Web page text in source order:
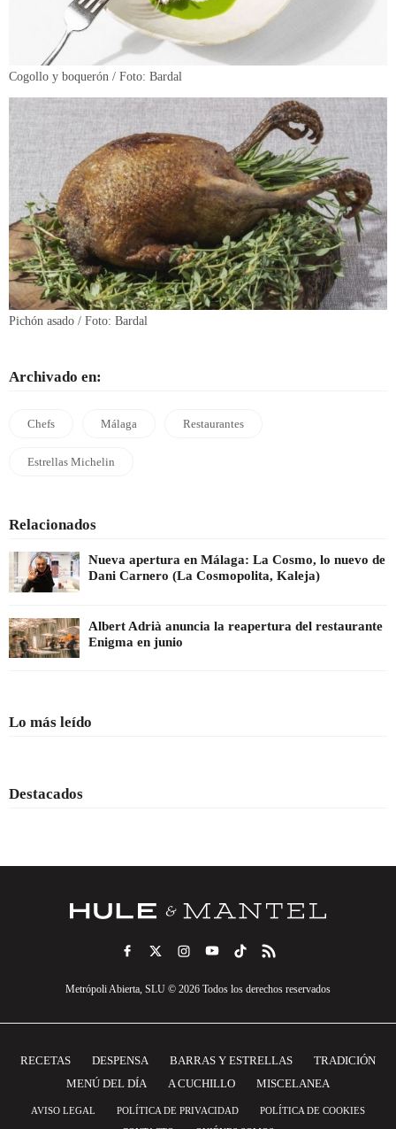
Cogollo y boquerón / Foto: Bardal
Pichón asado / Foto: Bardal
Archivado en:
Chefs Málaga Restaurantes
Estrellas Michelin
Relacionados
Nueva apertura en Málaga: La Cosmo, lo nuevo de
Dani Carnero (La Cosmopolita, Kaleja)
Albert Adrià anuncia la reapertura del restaurante
Enigma en junio
Lo más leído
Destacados
Metrópoli Abierta, SLU © 2026 Todos los derechos reservados
RECETAS DESPENSA BARRAS Y ESTRELLAS
TRADICIÓN
MENÚ DEL DÍA
A CUCHILLO MISCELANEA
AVISO LEGAL POLÍTICA DE PRIVACIDAD
POLÍTICA DE COOKIES